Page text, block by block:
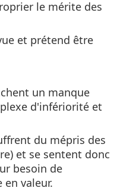
le mérite des
et prétend être
un manque
d'infériorité et
du mépris des
et se sentent donc
besoin de
valeur.